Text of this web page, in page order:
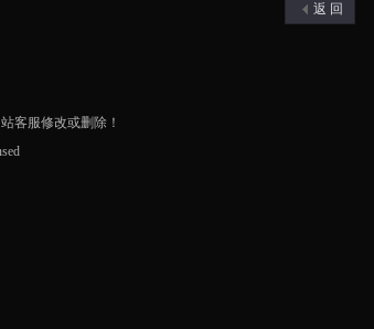
返 回
客服修改或删除！